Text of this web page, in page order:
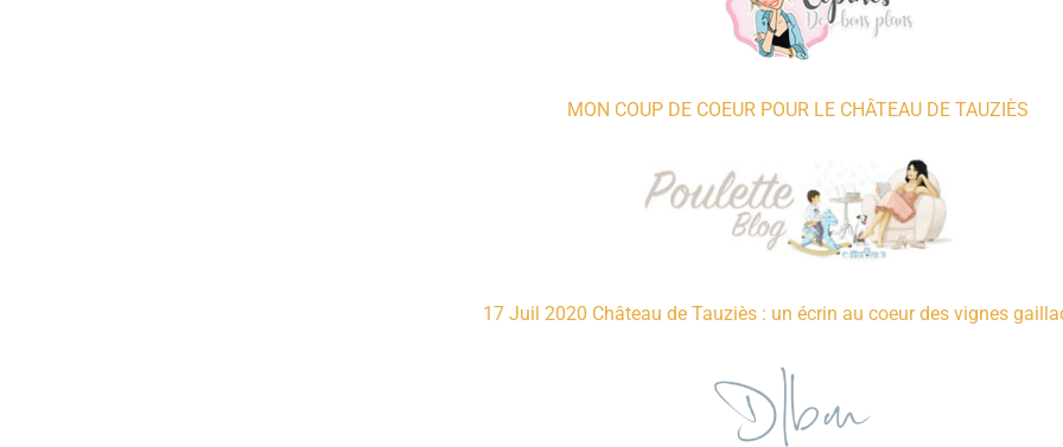
MON COUP DE COEUR POUR LE CHÂTEAU DE TAUZIÈS
17 Juil 2020 Château de Tauziès : un écrin au coeur des vignes